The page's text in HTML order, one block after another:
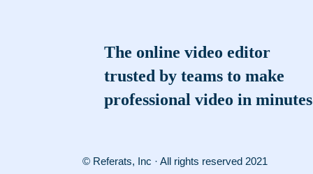
The online video editor
trusted by teams to make
professional video in minutes
© Referats, Inc · All rights reserved 2021